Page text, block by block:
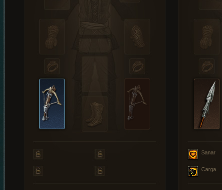
Sanar
Carga